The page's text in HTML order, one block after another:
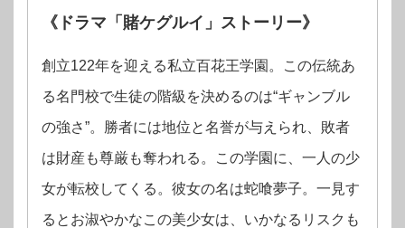
《 ドラマ「賭ケグルイ」ストーリー》
創立122年を迎える私立百花王学園。この伝統あ
る名門校で生徒の階級を決めるのは“ギャンブル
の強さ”。勝者には地位と名誉が与えられ、敗者
は財産も尊厳も奪われる。この学園に、一人の少
女が転校してくる。彼女の名は蛇喰夢子。一見す
るとお淑やかなこの美少女は、いかなるリスクも